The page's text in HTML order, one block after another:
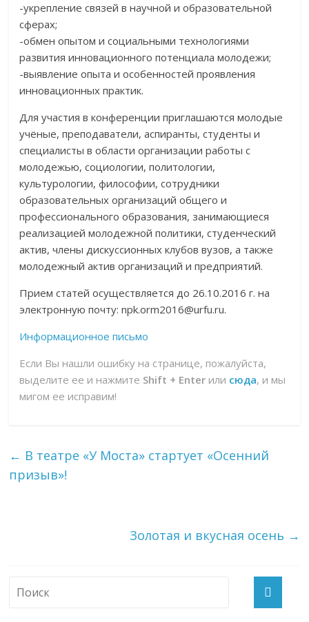
-укрепление связей в научной и образовательной
сферах;
-обмен опытом и социальными технологиями
развития инновационного потенциала молодежи;
-выявление опыта и особенностей проявления
инновационных практик.
Для участия в конференции приглашаются молодые
учёные, преподаватели, аспиранты, студенты и
специалисты в области организации работы с
молодежью, социологии, политологии,
культурологии, философии, сотрудники
образовательных организаций общего и
профессионального образования, занимающиеся
реализацией молодежной политики, студенческий
актив, члены дискуссионных клубов вузов, а также
молодежный актив организаций и предприятий.
Прием статей осуществляется до 26.10.2016 г. на
электронную почту: npk.orm2016@urfu.ru.
Информационное письмо
Если Вы нашли ошибку на странице, пожалуйста,
выделите ее и нажмите Shift + Enter или сюда, и мы
мигом ее исправим!
← В театре «У Моста» стартует «Осенний
призыв»!
Золотая и вкусная осень →